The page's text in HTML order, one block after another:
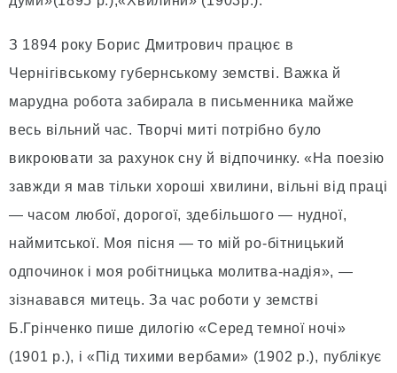
З 1894 року Борис Дмитрович працює в
Чернігівському губернському земстві. Важка й
марудна робота забирала в письменника майже
весь вільний час. Творчі миті потрібно було
викроювати за рахунок сну й відпочинку. «На поезію
завжди я мав тільки хороші хвилини, вільні від праці
— часом любої, дорогої, здебільшого — нудної,
наймитської. Моя пісня — то мій ро-бітницький
одпочинок і моя робітницька молитва-надія», —
зізнавався митець. За час роботи у земстві
Б.Грінченко пише дилогію «Серед темної ночі»
(1901 р.), і «Під тихими вербами» (1902 р.), публікує